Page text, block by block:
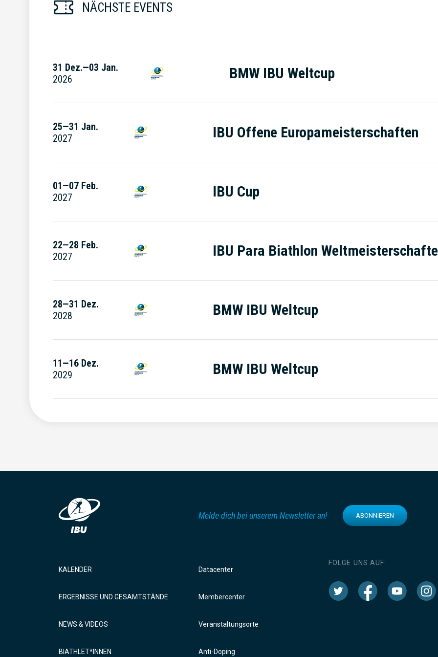
NÄCHSTE EVENTS
31 Dez.—03 Jan.
2026
BMW IBU Weltcup
25—31 Jan.
2027
IBU Offene Europameisterschaften
01—07 Feb.
2027
IBU Cup
22—28 Feb.
2027
IBU Para Biathlon
28—31 Dez.
2028
BMW IBU Weltcup
11—16 Dez.
2029
BMW IBU Weltcup
Melde dich bei unserem Newsletter an! ABONNIEREN
KALENDER
ERGEBNISSE UND GESAMTSTÄNDE
NEWS & VIDEOS
BIATHLET*INNEN
Datacenter
Membercenter
Veranstaltungsorte
Anti-Doping
FOLGE UNS AUF: